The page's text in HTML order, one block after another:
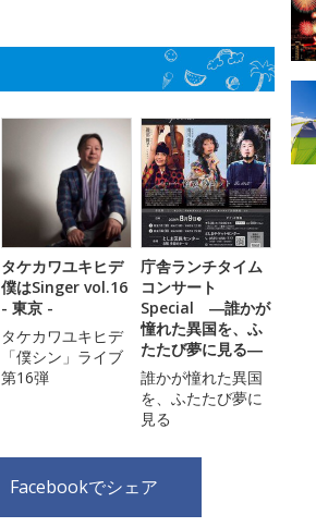
タケカワユキヒデ
僕はSinger vol.16
- 東京 -
タケカワユキヒデ
「僕シン」ライブ
第16弾
庁舎ランチタイム
コンサート
Special ―誰かが
憧れた異国を、ふ
たたび夢に見る―
誰かが憧れた異国
を、ふたたび夢に
見る
Facebookでシェア